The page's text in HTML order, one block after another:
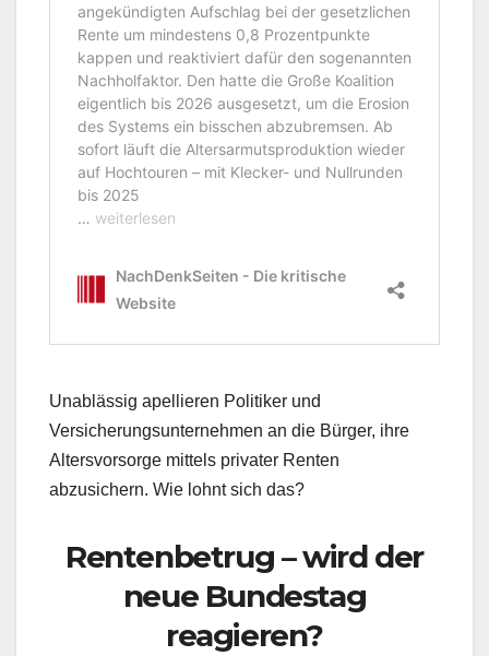
Unablässig apellieren Politiker und
Versicherungsunternehmen an die Bürger, ihre
Altersvorsorge mittels privater Renten
abzusichern. Wie lohnt sich das?
Rentenbetrug – wird der
neue Bundestag
reagieren?